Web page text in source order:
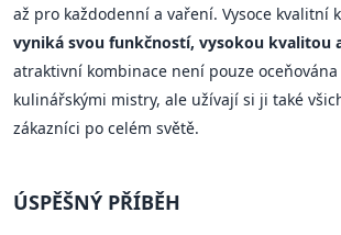
až pro každodenní a vaření. Vysoce kvalitní
vyniká svou funkčností, vysokou kvalitou
atraktivní kombinace není pouze
kulinářskými mistry, ale užívají si ji také
zákazníci po celém světě.
ÚSPĚŠNÝ PŘÍBĚH